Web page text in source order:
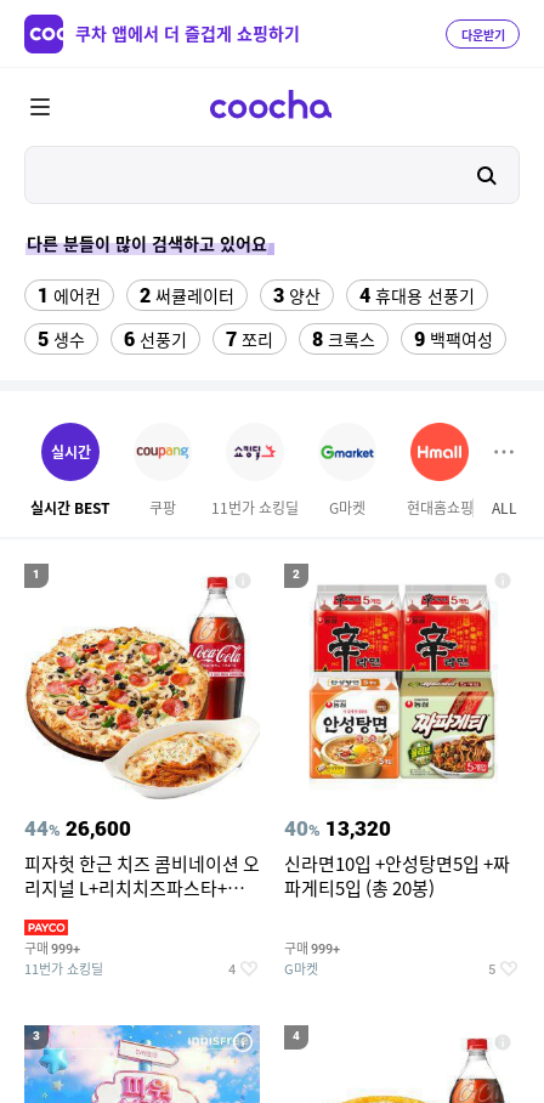
쿠차 앱에서 더 즐겁게 쇼핑하기 다운받기
다른 분들이 많이 검색하고 있어요
1 에어컨 2 써큘레이터 3 양산 4 휴대용 선풍기
5 생수 6 선풍기 7 쪼리 8 크록스 9 백팩여성
12 실외기없는 에어컨 성인용세발자전거중고
14 백골뱅이 나이키츄리닝 세트
17 천안소노벨 워터파크 18 차량햇빛가리개
메가
ALL
실시간
실시간 BEST 쿠팡 11번가 쇼킹딜 G마켓 현대홈쇼핑 GS
1
44% 26,600
피자헛 한근 치즈 콤비네이션 오
리지널 L+리치치즈파스타+콜
구매 999+
11번가 쇼킹딜 4
2
40% 13,320
신라면10입 +안성탕면5입 +짜
파게티5입 (총 20봉)
구매 999+
G마켓 5
3 4